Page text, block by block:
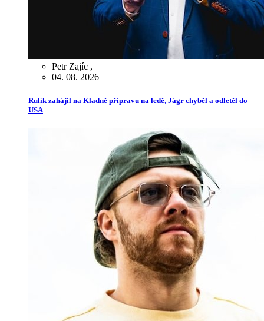
Petr Zajíc ,
04. 08. 2026
Rulík zahájil na Kladně přípravu na ledě, Jágr chyběl a odletěl do
USA